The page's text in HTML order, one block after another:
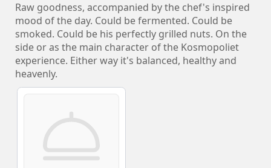
Raw goodness, accompanied by the chef's inspired
mood of the day. Could be fermented. Could be
smoked. Could be his perfectly grilled nuts. On the
side or as the main character of the Kosmopoliet
experience. Either way it's balanced, healthy and
heavenly.